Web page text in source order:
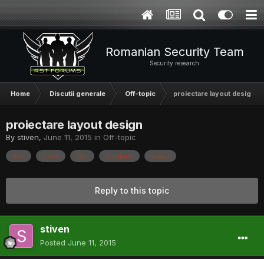
Romanian Security Team
Security research
Home Discutii generale Off-topic proiectare layout design
proiectare layout design
By stiven, June 11, 2015 in Off-topic
asa ceva fac program vreau
Reply to this topic
stiven
Posted June 11, 2015